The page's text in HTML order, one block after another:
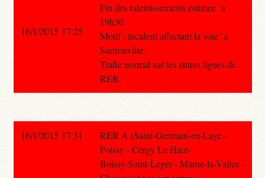
Fin des ralentissements estimee `a
19h30.
Motif : incident affectant la voie `a
Sartrouville.
Trafic normal sur les autres lignes de
RER.
16/1/2015 17:25
16/1/2015 17:31
RER A (Saint-Germain-en-Laye -
Poissy - Cergy Le Haut-
Boissy-Saint-Leger - Marne-la-Vallee -